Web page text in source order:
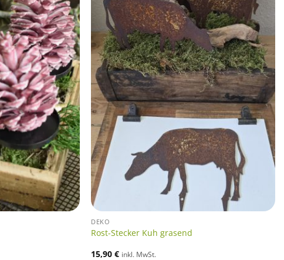
DEKO
Rost-Stecker Kuh grasend
15,90€ inkl. MwSt.